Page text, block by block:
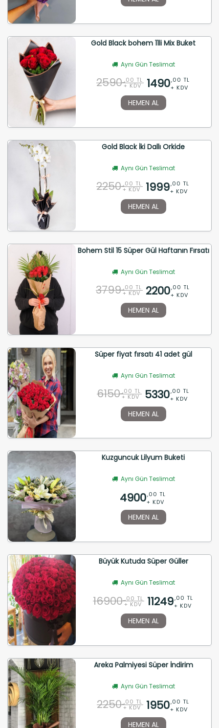
Gold Black bohem 11li Mix Buket
Aynı Gün Teslimat
2590 ,00 TL
+ KDV 1490,00 TL
+ KDV
HEMEN AL
Gold Black İki Dallı Orkide
Aynı Gün Teslimat
2250 ,00 TL
+ KDV 1999,00 TL
+ KDV
HEMEN AL
Bohem Stil 15 Süper Gül Haftanın Fırsatı
Aynı Gün Teslimat
3799 ,00 TL
+ KDV 2200,00 TL
+ KDV
HEMEN AL
Süper fiyat fırsatı 41 adet gül
Aynı Gün Teslimat
6150 ,00 TL
+ KDV 5330,00 TL
+ KDV
HEMEN AL
Kuzguncuk Lilyum Buketi
Aynı Gün Teslimat
4900,00 TL
+ KDV
HEMEN AL
Büyük Kutuda Süper Güller
Aynı Gün Teslimat
16900 ,00 TL
+ KDV 11249,00 TL
+ KDV
HEMEN AL
Areka Palmiyesi Süper İndirim
Aynı Gün Teslimat
2250 ,00 TL
+ KDV 1950,00 TL
+ KDV
HEMEN AL